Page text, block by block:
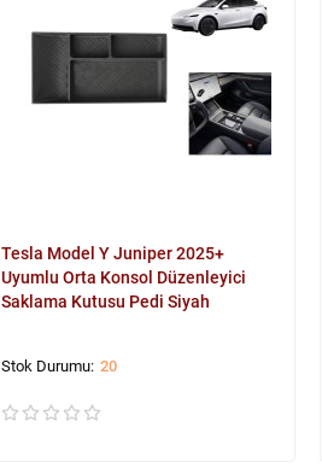
Tesla Model Y Juniper 2025+
Uyumlu Orta Konsol Düzenleyici
Saklama Kutusu Pedi Siyah
20